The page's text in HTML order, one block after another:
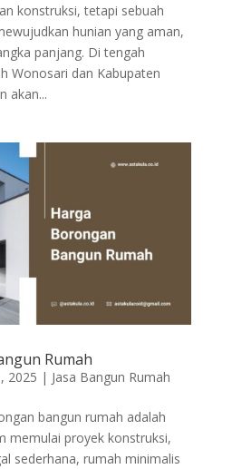
konstruksi, tetapi sebuah
hunian yang aman,
panjang. Di tengah
Wonosari dan Kabupaten
akan...
Rumah
2025 | Jasa Bangun Rumah
bangun rumah adalah
memulai proyek konstruksi,
sederhana, rumah minimalis